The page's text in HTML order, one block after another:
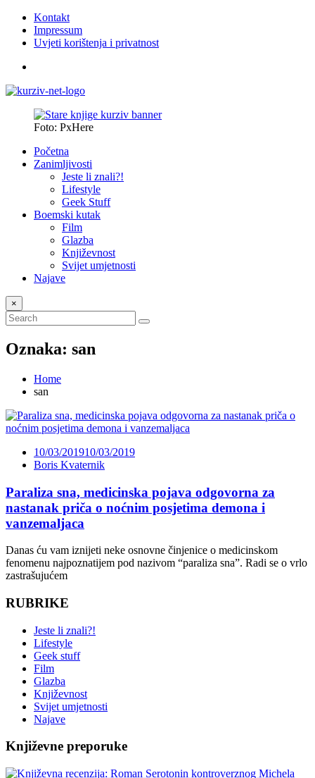
Kontakt
Impressum
Uvjeti korištenja i privatnost
Foto: PxHere
Početna
Zanimljivosti
Jeste li znali?!
Lifestyle
Geek Stuff
Boemski kutak
Film
Glazba
Književnost
Svijet umjetnosti
Najave
×
Oznaka: san
Home
san
10/03/201910/03/2019
Boris Kvaternik
Paraliza sna, medicinska pojava odgovorna za
nastanak priča o noćnim posjetima demona i
vanzemaljaca
Danas ću vam iznijeti neke osnovne činjenice o medicinskom
fenomenu najpoznatijem pod nazivom “paraliza sna”. Radi se o vrlo
zastrašujućem
RUBRIKE
Jeste li znali?!
Lifestyle
Geek stuff
Film
Glazba
Književnost
Svijet umjetnosti
Najave
Književne preporuke